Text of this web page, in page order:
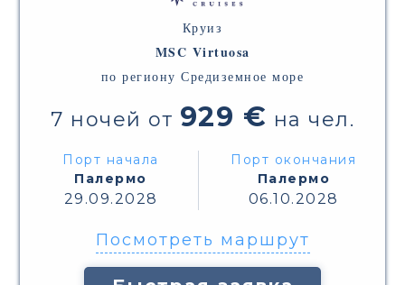
Круиз
MSC Virtuosa
по региону Средиземное море
7 ночей от 929 € на чел.
Порт начала
Палермо
29.09.2028
Порт окончания
Палермо
06.10.2028
Посмотреть маршрут